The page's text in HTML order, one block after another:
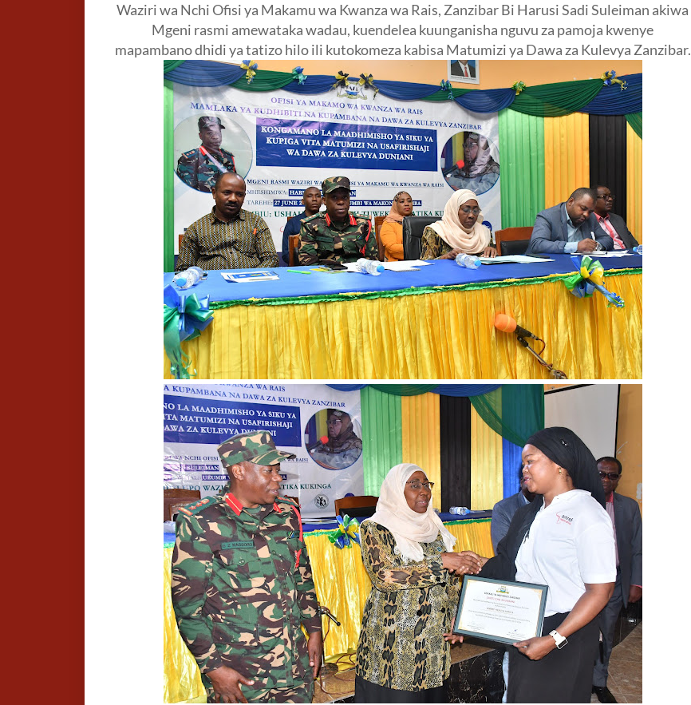
Waziri wa Nchi Ofisi ya Makamu wa Kwanza wa Rais, Zanzibar Bi Harusi Sadi Suleiman akiwa
Mgeni rasmi amewataka wadau, kuendelea kuunganisha nguvu za pamoja kwenye
mapambano dhidi ya tatizo hilo ili kutokomeza kabisa Matumizi ya Dawa za Kulevya Zanzibar.